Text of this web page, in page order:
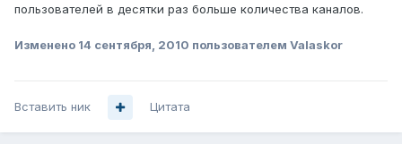
пользователей в десятки раз больше количества каналов.
Изменено 14 сентября, 2010 пользователем Valaskor
Вставить ник Цитата